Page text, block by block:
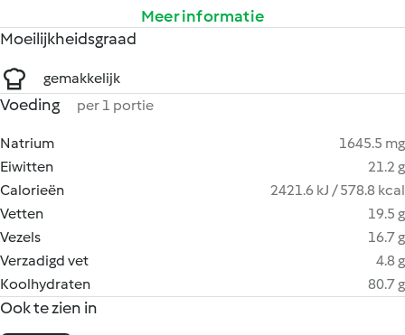
Meer informatie
Moeilijkheidsgraad
gemakkelijk
Voeding per 1 portie
Natrium
1645.5 mg
Eiwitten
21.2 g
Calorieën
2421.6 kJ / 578.8 kcal
Vetten
19.5 g
Vezels
16.7 g
Verzadigd vet
4.8 g
Koolhydraten
80.7 g
Ook te zien in